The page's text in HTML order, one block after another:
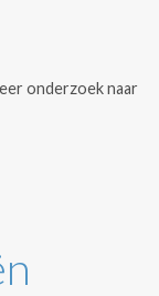
onderzoek naar